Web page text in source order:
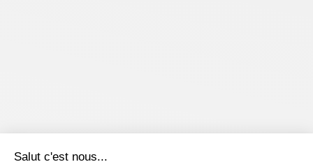
Salut c'est nous...